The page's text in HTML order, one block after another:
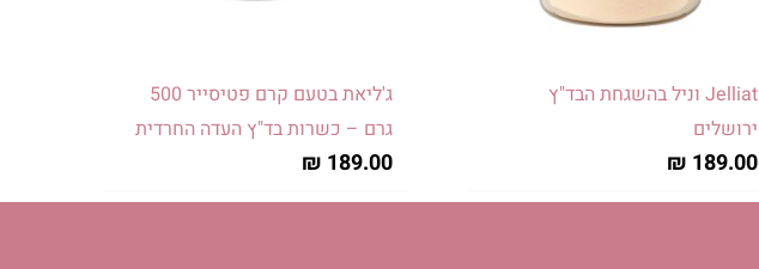
Jelliat וניל בהשגחת הבד"ץ
ירושלים
189.00
₪
ג'ליאת בטעם קרם פטיסייר 500
גרם – כשרות בד"ץ העדה החרדית
189.00
₪